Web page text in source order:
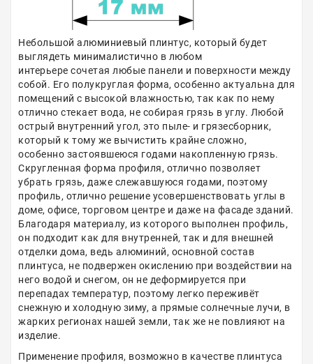
Небольшой алюминиевый плинтус, который будет
выглядеть минималистично в любом
интерьере сочетая любые панели и поверхности между
собой. Его полукруглая форма, особенно актуальна для
помещений с высокой влажностью, так как по нему
отлично стекает вода, не собирая грязь в углу. Любой
острый внутренний угол, это пыле- и грязесборник,
который к тому же вычистить крайне сложно,
особенно застоявшеюся годами накопленную грязь.
Скругленная форма профиля, отлично позволяет
убрать грязь, даже слежавшуюся годами, поэтому
профиль, отлично решение усовершенствовать углы в
доме, офисе, торговом центре и даже на фасаде зданий.
Благодаря материалу, из которого выполнен профиль,
он подходит как для внутренней, так и для внешней
отделки дома, ведь алюминий, основной состав
плинтуса, не подвержен окислению при воздействии на
него водой и снегом, он не деформируется при
перепадах температур, поэтому легко переживёт
снежную и холодную зиму, а прямые солнечные лучи, в
жарких регионах нашей земли, так же не повлияют на
изделие.
Применение профиля, возможно в качестве плинтуса